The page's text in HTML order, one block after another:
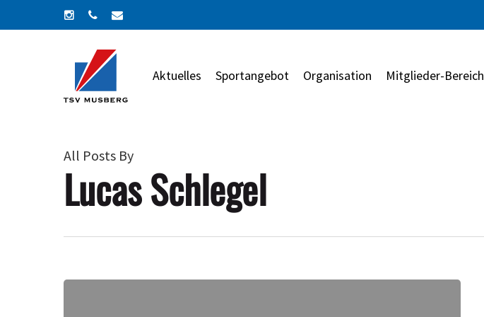
to
instagramphoneemail
Aktuelles Sportangebot Organisation Mitglieder-Bereich
All Posts By
Lucas Schlegel